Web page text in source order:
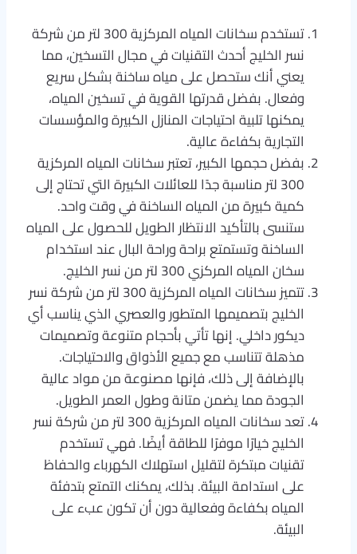
تستخدم سخانات المياه المركزية 300 لتر من شركة
نسر الخليج أحدث التقنيات في مجال التسخين، مما
يعني أنك ستحصل على مياه ساخنة بشكل سريع
وفعال. بفضل قدرتها القوية في تسخين المياه،
يمكنها تلبية احتياجات المنازل الكبيرة والمؤسسات
التجارية بكفاءة عالية.
بفضل حجمها الكبير، تعتبر سخانات المياه المركزية
300 لتر مناسبة جدًا للعائلات الكبيرة التي تحتاج إلى
كمية كبيرة من المياه الساخنة في وقت واحد.
ستنسى بالتأكيد الانتظار الطويل للحصول على المياه
الساخنة وتستمتع براحة وراحة البال عند استخدام
سخان المياه المركزي 300 لتر من نسر الخليج.
تتميز سخانات المياه المركزية 300 لتر من شركة نسر
الخليج بتصميمها المتطور والعصري الذي يناسب أي
ديكور داخلي. إنها تأتي بأحجام متنوعة وتصميمات
مذهلة تتناسب مع جميع الأذواق والاحتياجات.
بالإضافة إلى ذلك، فإنها مصنوعة من مواد عالية
الجودة مما يضمن متانة وطول العمر الطويل.
تعد سخانات المياه المركزية 300 لتر من شركة نسر
الخليج خيارًا موفرًا للطاقة أيضًا. فهي تستخدم
تقنيات مبتكرة لتقليل استهلاك الكهرباء والحفاظ
على استدامة البيئة. بذلك، يمكنك التمتع بتدفئة
المياه بكفاءة وفعالية دون أن تكون عبء على
البيئة.